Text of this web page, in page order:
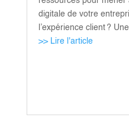
digitale de votre
l’expérience client ?
>> Lire l'article